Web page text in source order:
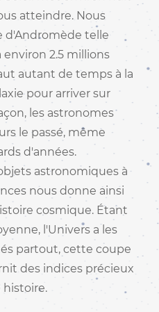
atteindre. Nous
d'Andromède telle
2.5 millions
autant de temps à la
pour arriver sur
les astronomes
le passé, même
d'années.
astronomiques à
nous donne ainsi
cosmique. Étant
l'Univers a les
partout, cette coupe
des indices précieux